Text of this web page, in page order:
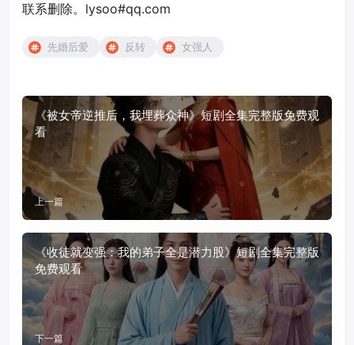
联系删除。lysoo#qq.com
先婚后爱 反转 女强人
《被女帝逆推后，我埋葬众神》短剧全集完整版免费观
看
上一篇
《收徒就变强：我的弟子全是潜力股》短剧全集完整版
免费观看
下一篇